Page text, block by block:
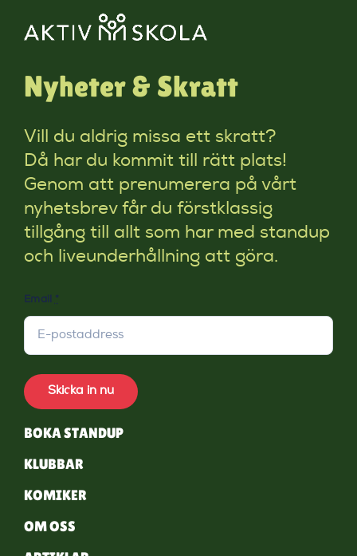
Nyheter & Skratt
Vill du aldrig missa ett skratt?
Då har du kommit till rätt plats!
Genom att prenumerera på vårt
nyhetsbrev får du förstklassig
tillgång till allt som har med standup
och liveunderhållning att göra.
Email *
Skicka in nu
BOKA STANDUP
KLUBBAR
KOMIKER
OM OSS